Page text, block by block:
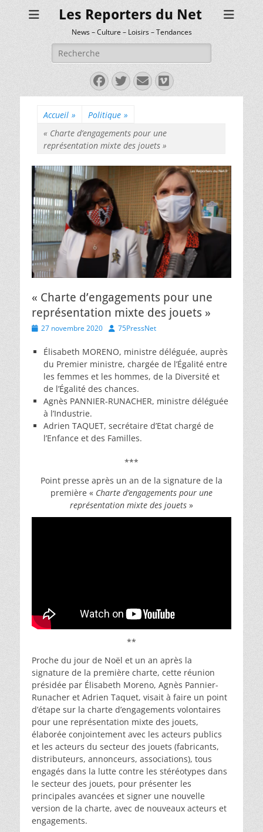
Les Reporters du Net
News – Culture – Loisirs – Tendances
Rechercher :
Facebook
Twitter
E-
mail
Vimeo
Accueil » Politique »
« Charte d’engagements pour une
représentation mixte des jouets »
« Charte d’engagements pour une
représentation mixte des jouets »
Posted
27 novembre 2020 Author
75PressNet
Élisabeth MORENO, ministre déléguée, auprès
du Premier ministre, chargée de l’Égalité entre
les femmes et les hommes, de la Diversité et
de l’Égalité des chances.
Agnès PANNIER-RUNACHER, ministre déléguée
à l’Industrie.
Adrien TAQUET, secrétaire d’Etat chargé de
l’Enfance et des Familles.
***
Point presse après un an de la signature de la
première « Charte d’engagements pour une
représentation mixte des jouets »
**
Proche du jour de Noël et un an après la
signature de la première charte, cette réunion
présidée par Élisabeth Moreno, Agnès Pannier-
Runacher et Adrien Taquet, visait à faire un point
d’étape sur la charte d’engagements volontaires
pour une représentation mixte des jouets,
élaborée conjointement avec les acteurs publics
et les acteurs du secteur des jouets (fabricants,
distributeurs, annonceurs, associations), tous
engagés dans la lutte contre les stéréotypes dans
le secteur des jouets, pour présenter les
principales avancées et signer une nouvelle
version de la charte, avec de nouveaux acteurs et
engagements.